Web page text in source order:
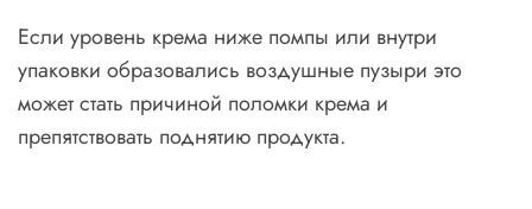
Если уровень крема ниже помпы или внутри
упаковки образовались воздушные пузыри это
может стать причиной поломки крема и
препятствовать поднятию продукта.